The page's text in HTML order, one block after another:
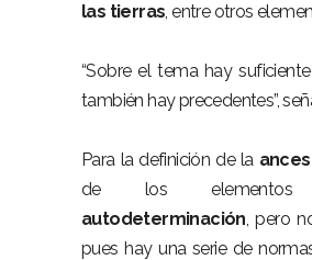
las tierras, entre otros
“Sobre el tema hay
también hay precedentes”,
Para la definición de la
de los
autodeterminación, pero
pues hay una serie de